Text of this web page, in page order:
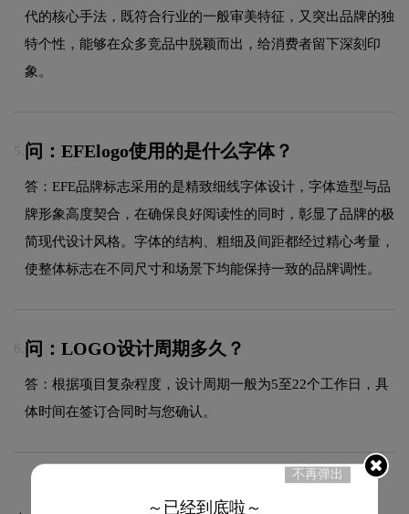
代的核心手法，既符合行业的一般审美特征，又突出品牌的独
特个性，能够在众多竞品中脱颖而出，给消费者留下深刻印
象。
5. 问：EFElogo使用的是什么字体？
答：EFE品牌标志采用的是精致细线字体设计，字体造型与品
牌形象高度契合，在确保良好阅读性的同时，彰显了品牌的极
简现代设计风格。字体的结构、粗细及间距都经过精心考量，
使整体标志在不同尺寸和场景下均能保持一致的品牌调性。
6. 问：LOGO设计周期多久？
答：根据项目复杂程度，设计周期一般为5至22个工作日，具
体时间在签订合同时与您确认。
不再弹出
～已经到底啦～